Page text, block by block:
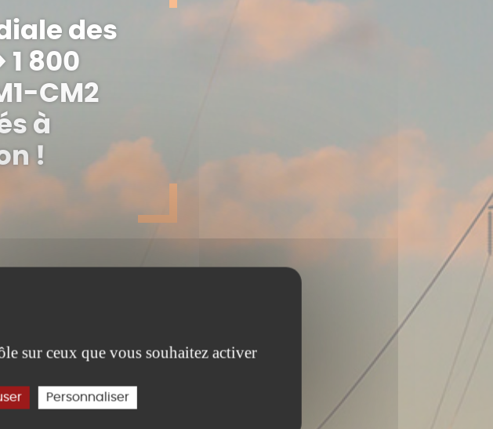
sur ceux que vous souhaitez activer
Personnaliser
des
1 800
CM2
à
!